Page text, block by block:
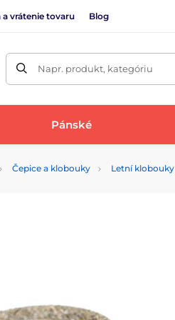
a vrátenie tovaru Blog
Napr. produkt, kategóriu
Pánské
Čepice a klobouky Letní klobouky